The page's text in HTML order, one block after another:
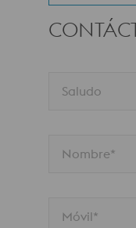
Saludo
Nombre*
Móvil*